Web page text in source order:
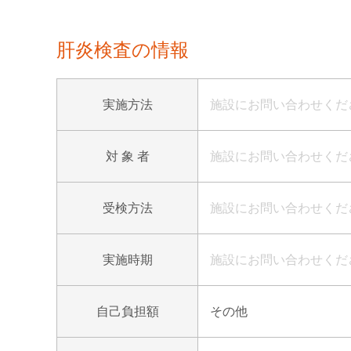
肝炎検査の情報
実施方法 施設にお問い合わせくだ
対 象 者 施設にお問い合わせくだ
受検方法 施設にお問い合わせくだ
実施時期 施設にお問い合わせくだ
自己負担額 その他